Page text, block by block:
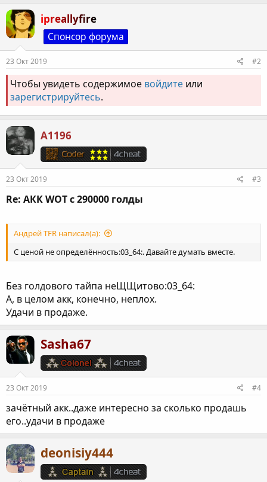
ipreallyfire
Спонсор форума
23 Окт 2019 #2
Чтобы увидеть содержимое войдите или
зарегистрируйтесь.
A1196
23 Окт 2019 #3
Re: АКК WOT c 290000 голды
Андрей TFR написал(а):
С ценой не определённость:03_64:. Давайте думать вместе.
Без голдового тайпа неЩЩитово:03_64:
А, в целом акк, конечно, неплох.
Удачи в продаже.
Sasha67
23 Окт 2019 #4
зачётный акк..даже интересно за сколько продашь
его..удачи в продаже
deonisiy444